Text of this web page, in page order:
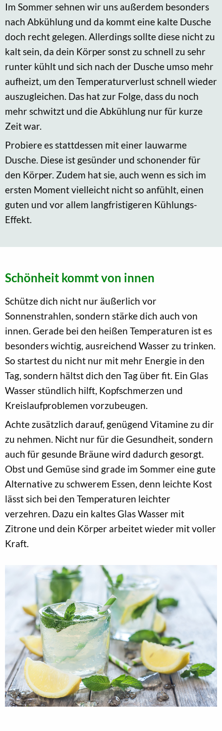
Im Sommer sehnen wir uns außerdem besonders
nach Abkühlung und da kommt eine kalte Dusche
doch recht gelegen. Allerdings sollte diese nicht zu
kalt sein, da dein Körper sonst zu schnell zu sehr
runter kühlt und sich nach der Dusche umso mehr
aufheizt, um den Temperaturverlust schnell wieder
auszugleichen. Das hat zur Folge, dass du noch
mehr schwitzt und die Abkühlung nur für kurze
Zeit war.
Probiere es stattdessen mit einer lauwarme
Dusche. Diese ist gesünder und schonender für
den Körper. Zudem hat sie, auch wenn es sich im
ersten Moment vielleicht nicht so anfühlt, einen
guten und vor allem langfristigeren Kühlungs-
Effekt.
Schönheit kommt von innen
Schütze dich nicht nur äußerlich vor
Sonnenstrahlen, sondern stärke dich auch von
innen. Gerade bei den heißen Temperaturen ist es
besonders wichtig, ausreichend Wasser zu trinken.
So startest du nicht nur mit mehr Energie in den
Tag, sondern hältst dich den Tag über fit. Ein Glas
Wasser stündlich hilft, Kopfschmerzen und
Kreislaufproblemen vorzubeugen.
Achte zusätzlich darauf, genügend Vitamine zu dir
zu nehmen. Nicht nur für die Gesundheit, sondern
auch für gesunde Bräune wird dadurch gesorgt.
Obst und Gemüse sind grade im Sommer eine gute
Alternative zu schwerem Essen, denn leichte Kost
lässt sich bei den Temperaturen leichter
verzehren. Dazu ein kaltes Glas Wasser mit
Zitrone und dein Körper arbeitet wieder mit voller
Kraft.